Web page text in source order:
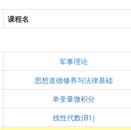
课程名
军事理论
思想道德修养与法律基础
单变量微积分
线性代数(B1)